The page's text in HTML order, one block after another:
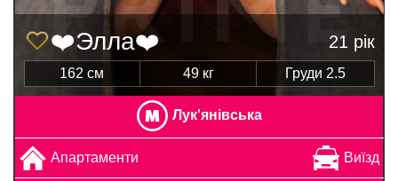
❤️Элла❤️ 21 рік
162 см 49 кг Груди 2.5
Лук'янівська
Апартаменти Виїзд